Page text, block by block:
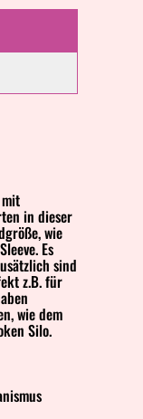
in dieser
wie
Es
sind
z.B. für
wie dem
Silo.